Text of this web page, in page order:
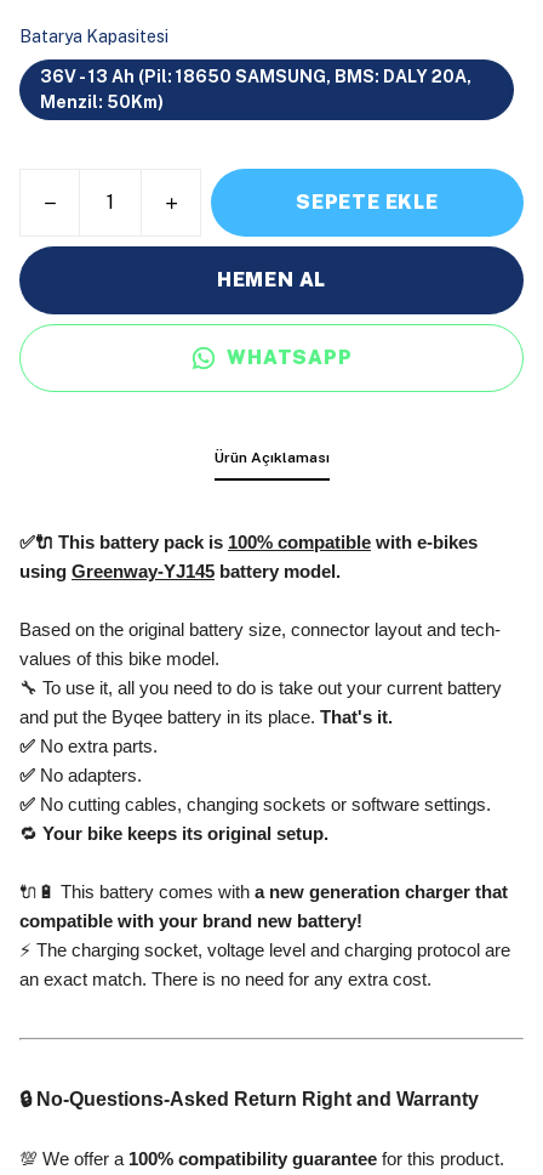
Batarya Kapasitesi
36V - 13 Ah (Pil: 18650 SAMSUNG, BMS: DALY 20A,
Menzil: 50Km)
SEPETE EKLE
HEMEN AL
WHATSAPP
Ürün Açıklaması
✅🔌 This battery pack is 100% compatible with e-bikes
using Greenway-YJ145 battery model.
Based on the original battery size, connector layout and tech-
values of this bike model.
🔧 To use it, all you need to do is take out your current battery
and put the Byqee battery in its place. That's it.
✅ No extra parts.
✅ No adapters.
✅ No cutting cables, changing sockets or software settings.
🔁 Your bike keeps its original setup.
🔌🔋 This battery comes with a new generation charger that
compatible with your brand new battery!
⚡ The charging socket, voltage level and charging protocol are
an exact match. There is no need for any extra cost.
🔒 No-Questions-Asked Return Right and Warranty
💯 We offer a 100% compatibility guarantee for this product.